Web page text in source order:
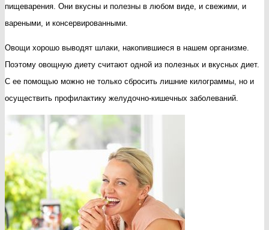
пищеварения. Они вкусны и полезны в любом виде, и свежими, и
вареными, и консервированными.
Овощи хорошо выводят шлаки, накопившиеся в нашем организме.
Поэтому овощную диету считают одной из полезных и вкусных диет.
С ее помощью можно не только сбросить лишние килограммы, но и
осуществить профилактику желудочно-кишечных заболеваний.